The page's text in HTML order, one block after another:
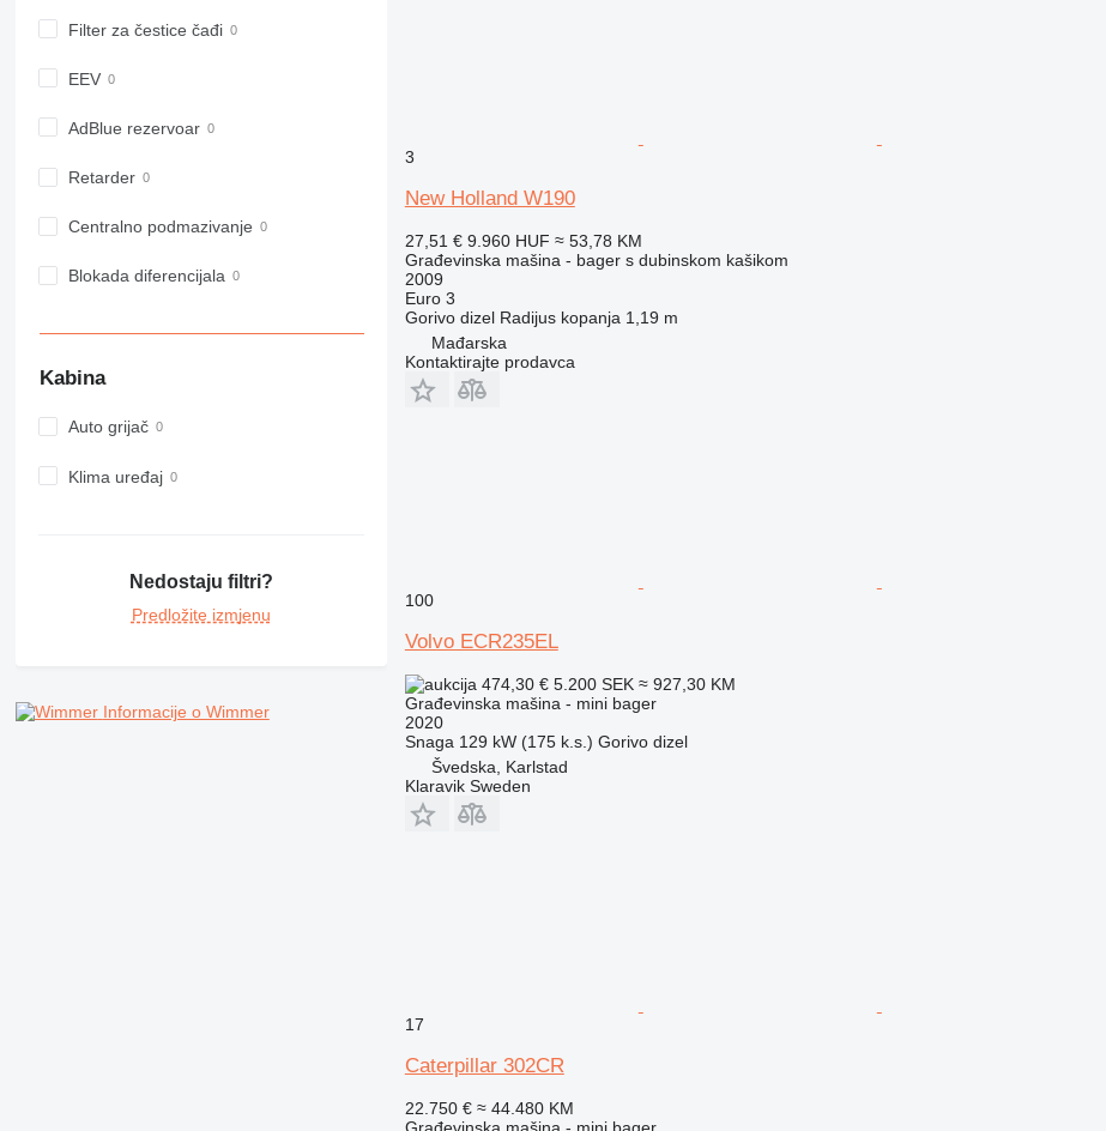
918
924
928
938
955
972
982
C-series
D series
Filter za čestice čađi
EEV
AdBlue rezervoar
Retarder
Centralno podmazivanje
Blokada diferencijala
Kabina
Auto grijač
Klima uređaj
Nedostaju filtri?
Predložite izmjenu
Informacije o Wimmer
3
New Holland W190
27,51 € 9.960 HUF ≈ 53,78 KM
Građevinska mašina - bager s dubinskom kašikom
2009
Euro 3
Gorivo dizel Radijus kopanja 1,19 m
Mađarska
Kontaktirajte prodavca
100
Volvo ECR235EL
474,30 € 5.200 SEK ≈ 927,30 KM
Građevinska mašina - mini bager
2020
Snaga 129 kW (175 k.s.) Gorivo dizel
Švedska, Karlstad
Klaravik Sweden
17
Caterpillar 302CR
22.750 € ≈ 44.480 KM